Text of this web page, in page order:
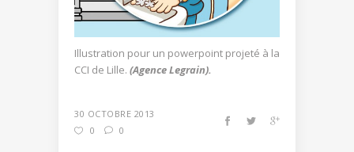
Illustration pour un powerpoint projeté à la
CCI de Lille. (Agence Legrain).
30 OCTOBRE 2013
0
0